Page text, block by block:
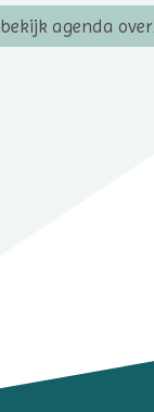
bekijk agenda